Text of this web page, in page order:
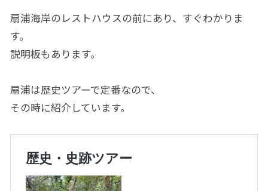
扇浦海岸のレストハウスの前にあり、すぐわかりま
す。
説明板もあります。
扇浦は歴史ツアーで定番なので、
その時に紹介しています。